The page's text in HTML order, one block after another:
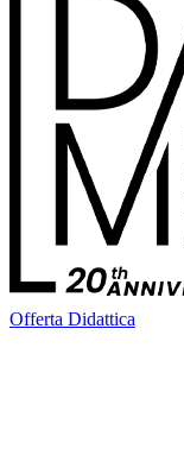
Offerta Didattica